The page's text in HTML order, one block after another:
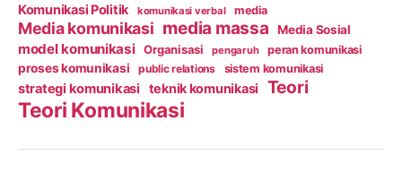
Komunikasi Politik komunikasi verbal media
Media komunikasi media massa Media Sosial
model komunikasi Organisasi pengaruh peran komunikasi
proses komunikasi public relations sistem komunikasi
strategi komunikasi teknik komunikasi Teori
Teori Komunikasi